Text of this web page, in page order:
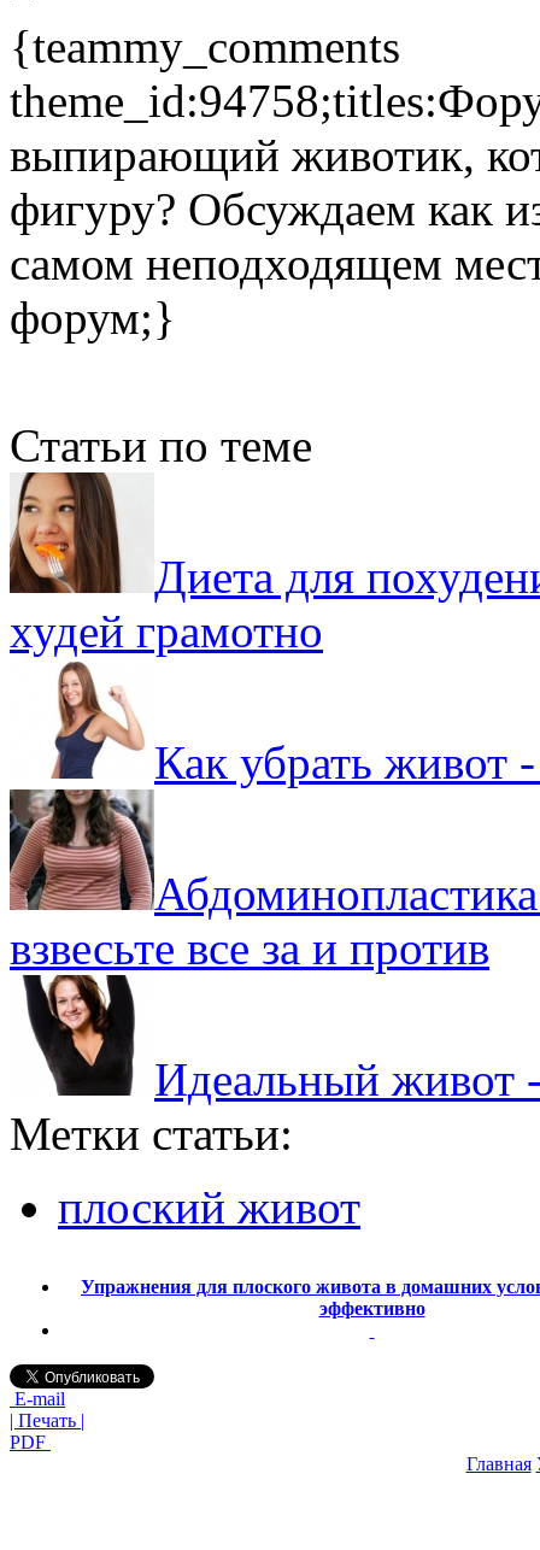
{teammy_comments
выпирающий животик,
фигуру? Обсуждаем как
самом неподходящем
форум;}
Статьи по теме
Диета для
худей грамотно
Как убрать живот
взвесьте все за и против
Идеальный живот
Метки статьи:
плоский живот
Упражнения для плоского живота в домашних
эффективно
E-mail
| Печать |
PDF
Главная